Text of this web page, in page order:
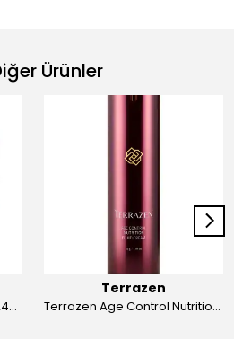
Ürünler
Terrazen Aqua Recharge 24H Moist Cream
Terrazen
Terrazen Age Control Nutrition Fluid Cream